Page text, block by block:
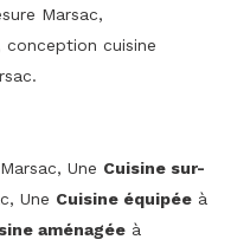
Marsac,
conception cuisine
Une Cuisine sur-
Une Cuisine équipée à
aménagée à